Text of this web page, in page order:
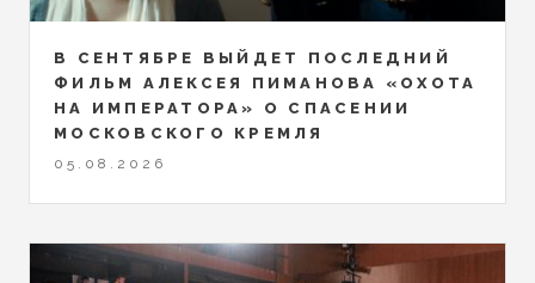
В СЕНТЯБРЕ ВЫЙДЕТ ПОСЛЕДНИЙ
ФИЛЬМ АЛЕКСЕЯ ПИМАНОВА «ОХОТА
НА ИМПЕРАТОРА» О СПАСЕНИИ
МОСКОВСКОГО КРЕМЛЯ
05.08.2026